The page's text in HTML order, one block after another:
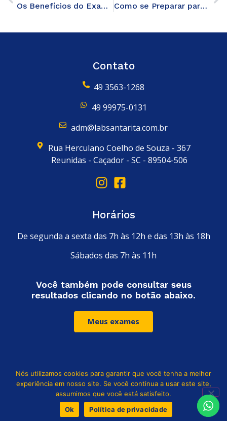
Os Benefícios do Exame de Sexagem Fetal na Gestão da Gravidez Como se Preparar para o Exame de Sexagem Fetal?
Contato
49 3563-1268
49 99975-0131
adm@labsantarita.com.br
Rua Herculano Coelho de Souza - 367
Reunidas - Caçador - SC - 89504-506
Horários
De segunda a sexta das 7h às 12h e das 13h às 18h
Sábados das 7h às 11h
Você também pode consultar seus
resultados clicando no botão abaixo.
Meus exames
Leia nossa política de privacidade
© Copyright 2024. Todo os direitos reservados Laboratório Santa
Rita
Nós utilizamos cookies para garantir que você tenha a melhor
experiência em nosso site. Se você continua a usar este site,
assumimos que você está satisfeito.
Ok
Política de privacidade